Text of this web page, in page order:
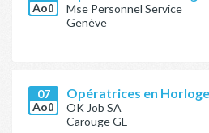
Aoû
Mse Personnel Service
Genève
07
Aoû
Opératrices en
OK Job SA
Carouge GE